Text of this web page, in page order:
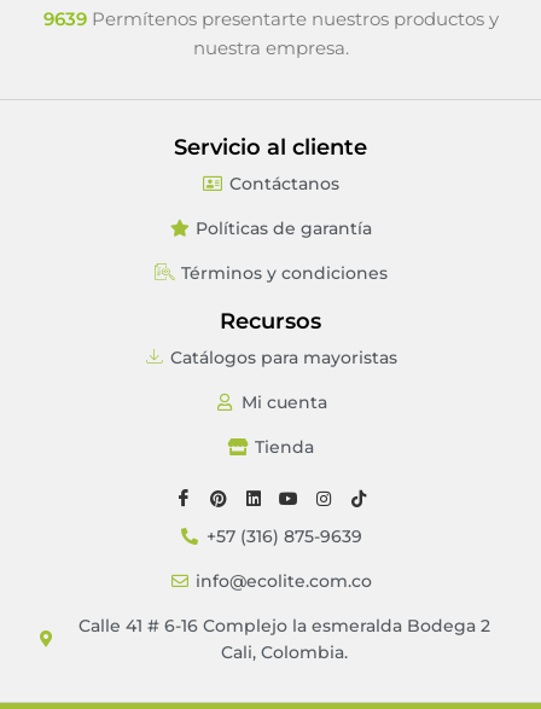
9639Permítenos presentarte nuestros productos y
nuestra empresa.
Servicio al cliente
Contáctanos
Políticas de garantía
Términos y condiciones
Recursos
Catálogos para mayoristas
Mi cuenta
Tienda
+57 (316) 875-9639
info@ecolite.com.co
Calle 41 # 6-16 Complejo la esmeralda Bodega 2
Cali, Colombia.